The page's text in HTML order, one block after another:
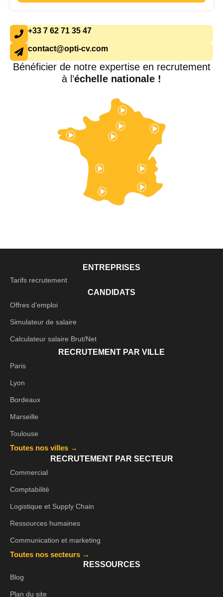
+33 7 62 71 35 47
contact@opti-cv.com
Bénéficier de notre expertise en recrutement
à l’échelle nationale !
ENTREPRISES
Tarifs recrutement
CANDIDATS
Offres d’emploi
Simulateur de salaire
Calculateur salaire Brut/Net
RECRUTEMENT PAR VILLE
Paris
Lyon
Bordeaux
Marseille
Toulouse
Toutes nos villes →
RECRUTEMENT PAR SECTEUR
Commercial
Comptabilité
Logistique et Supply Chain
Ressources humaines
Communication et marketing
Toutes nos secteurs →
RESSOURCES
Blog
Plan du site